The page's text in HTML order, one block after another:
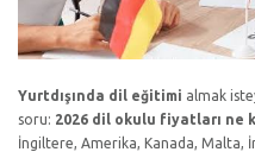
Yurtdışında dil eğitimi almak
soru: 2026 dil okulu fiyatları ne
İngiltere, Amerika, Kanada, Malta,